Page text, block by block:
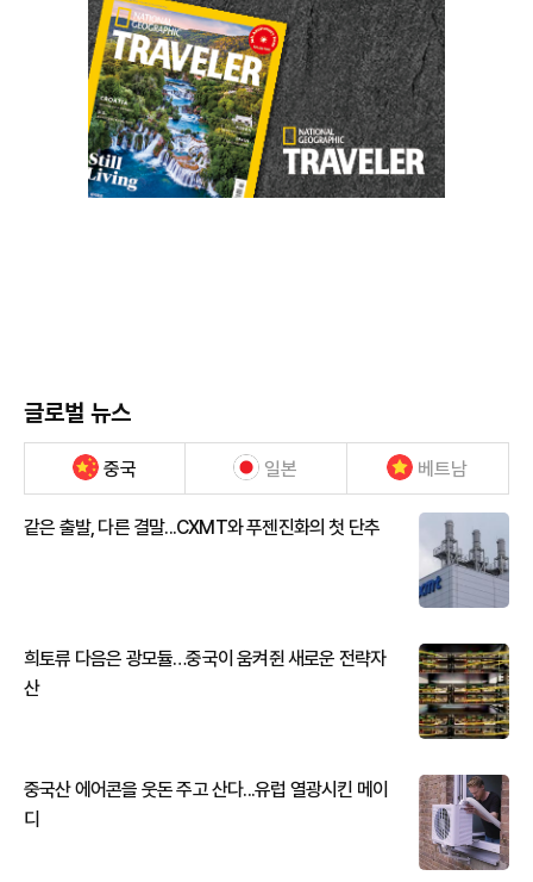
글로벌 뉴스
중국 일본 베트남
같은 출발, 다른 결말...CXMT와 푸젠진화의 첫 단추
희토류 다음은 광모듈…중국이 움켜쥔 새로운 전략자
산
중국산 에어콘을 웃돈 주고 산다...유럽 열광시킨 메이
디